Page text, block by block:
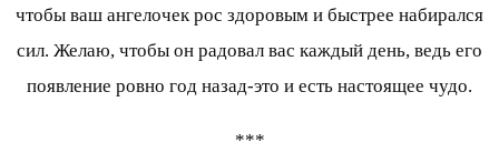
чтобы ваш ангелочек рос здоровым и быстрее набирался
сил. Желаю, чтобы он радовал вас каждый день, ведь его
появление ровно год назад-это и есть настоящее чудо.
***